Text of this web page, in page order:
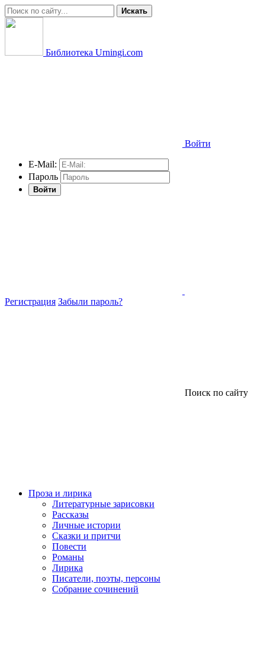
Искать
Библиотека Urningi.com
Войти
E-Mail:
Пароль
Войти
Регистрация Забыли пароль?
Поиск по сайту
Проза и лирика
Литературные зарисовки
Рассказы
Личные истории
Сказки и притчи
Повести
Романы
Лирика
Писатели, поэты, персоны
Собрание сочинений